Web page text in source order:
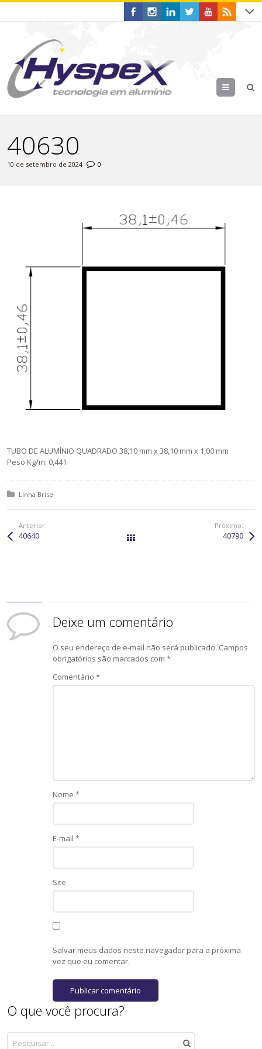
Menu
40630
10 de setembro de 2024 0
TUBO DE ALUMÍNIO QUADRADO 38,10 mm x 38,10 mm x 1,00 mm
Peso Kg/m: 0,441
Posted in:
Linha Brise
Anterior:
40640
Próximo:
40790
Deixe um comentário
O seu endereço de e-mail não será publicado. Campos
obrigatórios são marcados com*
Comentário*
Nome*
E-mail*
Site
Salvar meus dados neste navegador para a próxima
vez que eu comentar.
O que você procura?